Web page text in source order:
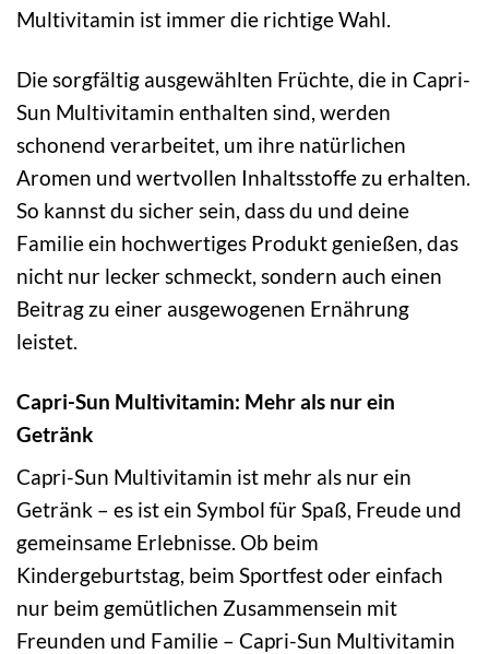
Multivitamin ist immer die richtige Wahl.
Die sorgfältig ausgewählten Früchte, die in Capri-
Sun Multivitamin enthalten sind, werden
schonend verarbeitet, um ihre natürlichen
Aromen und wertvollen Inhaltsstoffe zu erhalten.
So kannst du sicher sein, dass du und deine
Familie ein hochwertiges Produkt genießen, das
nicht nur lecker schmeckt, sondern auch einen
Beitrag zu einer ausgewogenen Ernährung
leistet.
Capri-Sun Multivitamin: Mehr als nur ein
Getränk
Capri-Sun Multivitamin ist mehr als nur ein
Getränk – es ist ein Symbol für Spaß, Freude und
gemeinsame Erlebnisse. Ob beim
Kindergeburtstag, beim Sportfest oder einfach
nur beim gemütlichen Zusammensein mit
Freunden und Familie – Capri-Sun Multivitamin